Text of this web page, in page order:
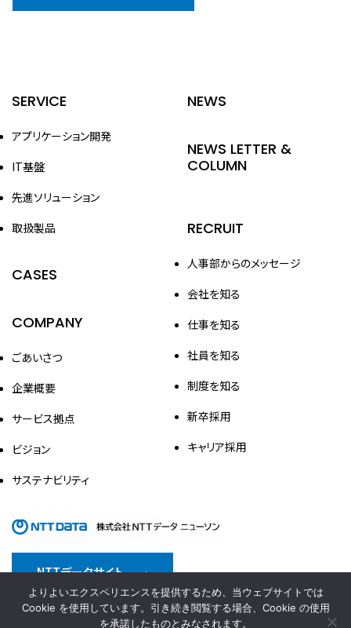
SERVICE
アプリケーション開発
IT基盤
先進ソリューション
取扱製品
CASES
COMPANY
ごあいさつ
企業概要
サービス拠点
ビジョン
サステナビリティ
NEWS
NEWS LETTER &
COLUMN
RECRUIT
人事部からのメッセージ
会社を知る
仕事を知る
社員を知る
制度を知る
新卒採用
キャリア採用
NTTデータサイト
情報セキュリティ方針 プライバシーポリシー
よりよいエクスペリエンスを提供するため、当ウェブサイトでは
Cookie を使用しています。引き続き閲覧する場合、Cookie の使用
を承諾したものとみなされます。